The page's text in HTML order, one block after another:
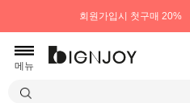
회원가입시 첫구매 20%
메뉴